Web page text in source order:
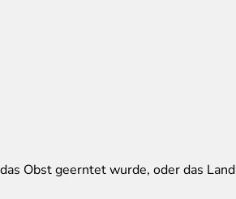
Obst geerntet wurde, oder das Land